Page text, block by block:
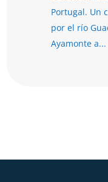
Portugal. Un
por el río
Ayamonte a...